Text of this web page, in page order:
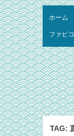
ホーム
ファビ
TAG: